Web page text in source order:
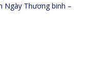
Ngày Thương binh –